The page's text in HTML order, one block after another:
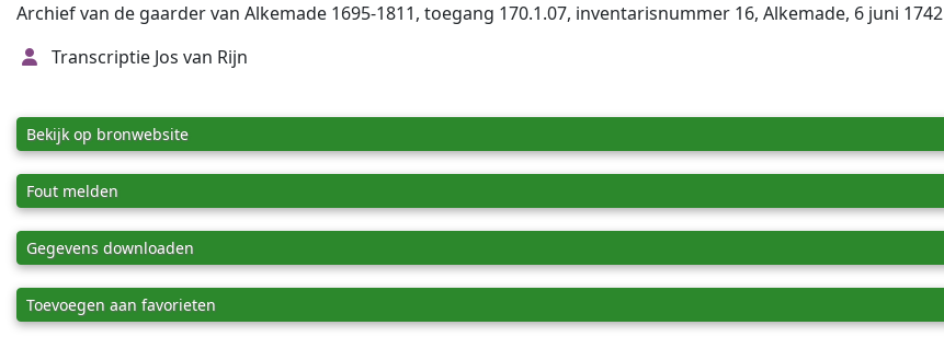
Archief van de gaarder van Alkemade 1695-1811, toegang 170.1.07, inventarisnummer 16, Alkemade, 6 juni 1742
Transcriptie Jos van Rijn
Bekijk op bronwebsite
Fout melden
Gegevens downloaden
Toevoegen aan favorieten